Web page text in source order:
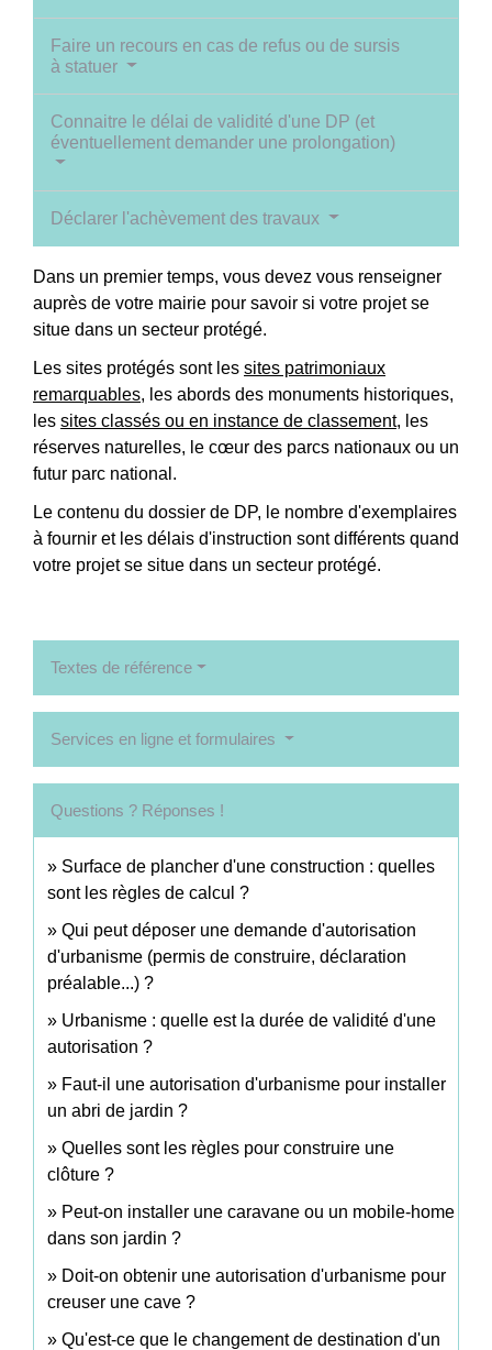
Faire un recours en cas de refus ou de sursis
à statuer
Connaitre le délai de validité d'une DP (et
éventuellement demander une prolongation)
Déclarer l'achèvement des travaux
Dans un premier temps, vous devez vous renseigner
auprès de votre mairie pour savoir si votre projet se
situe dans un secteur protégé.
Les sites protégés sont les sites patrimoniaux
remarquables, les abords des monuments historiques,
les sites classés ou en instance de classement, les
réserves naturelles, le cœur des parcs nationaux ou un
futur parc national.
Le contenu du dossier de DP, le nombre d'exemplaires
à fournir et les délais d'instruction sont différents quand
votre projet se situe dans un secteur protégé.
Textes de référence
Services en ligne et formulaires
Questions ? Réponses !
Surface de plancher d'une construction : quelles
sont les règles de calcul ?
Qui peut déposer une demande d'autorisation
d'urbanisme (permis de construire, déclaration
préalable...) ?
Urbanisme : quelle est la durée de validité d'une
autorisation ?
Faut-il une autorisation d'urbanisme pour installer
un abri de jardin ?
Quelles sont les règles pour construire une
clôture ?
Peut-on installer une caravane ou un mobile-home
dans son jardin ?
Doit-on obtenir une autorisation d'urbanisme pour
creuser une cave ?
Qu'est-ce que le changement de destination d'un